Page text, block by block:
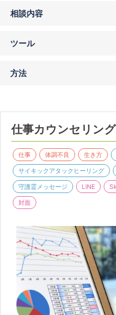
相談内容
ツール
方法
仕事カウンセリング
仕事 体調不良 生き方
サイキックアタックヒーリング
守護霊メッセージ LINE
対面